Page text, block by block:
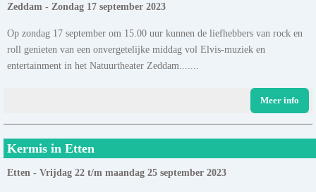
Zeddam - Zondag 17 september 2023
Op zondag 17 september om 15.00 uur kunnen de liefhebbers van rock en
roll genieten van een onvergetelijke middag vol Elvis-muziek en
entertainment in het Natuurtheater Zeddam.......
Meer info
Kermis in Etten
Etten - Vrijdag 22 t/m maandag 25 september 2023